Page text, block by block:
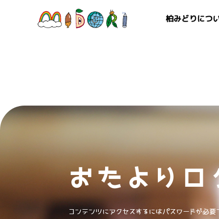
柏みどりにつ
おたよりロ
コンテンツにアクセスするにはパスワードが必要